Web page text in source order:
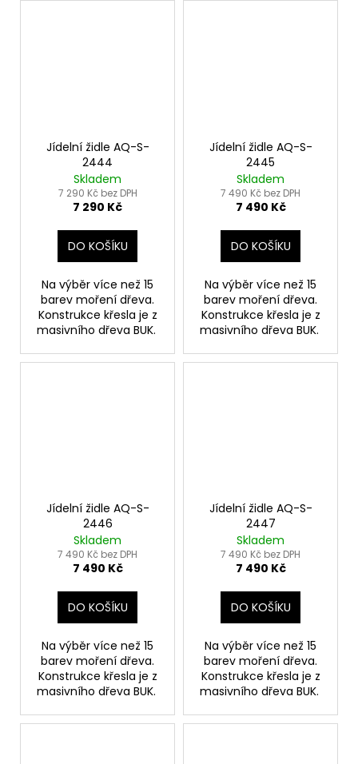
Jídelní židle AQ-S-
2444
Skladem
7 290 Kč bez DPH
7 290 Kč
DO KOŠÍKU
Na výběr více než 15
barev moření dřeva.
Konstrukce křesla je z
masivního dřeva BUK.
Jídelní židle AQ-S-
2445
Skladem
7 490 Kč bez DPH
7 490 Kč
DO KOŠÍKU
Na výběr více než 15
barev moření dřeva.
Konstrukce křesla je z
masivního dřeva BUK.
Jídelní židle AQ-S-
2446
Skladem
7 490 Kč bez DPH
7 490 Kč
DO KOŠÍKU
Na výběr více než 15
barev moření dřeva.
Konstrukce křesla je z
masivního dřeva BUK.
Jídelní židle AQ-S-
2447
Skladem
7 490 Kč bez DPH
7 490 Kč
DO KOŠÍKU
Na výběr více než 15
barev moření dřeva.
Konstrukce křesla je z
masivního dřeva BUK.